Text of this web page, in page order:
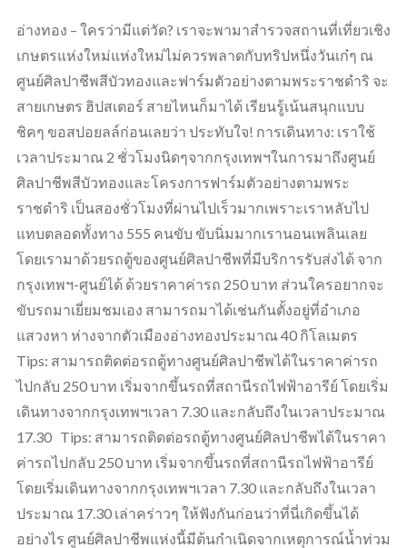
อ่างทอง – ใครว่ามีแต่วัด? เราจะพามาสำรวจสถานที่เที่ยวเชิง
เกษตรแห่งใหม่แห่งใหม่ไม่ควรพลาดกับทริปหนึ่งวันเก๋ๆ ณ
ศูนย์ศิลปาชีพสีบัวทองและฟาร์มตัวอย่างตามพระราชดำริ จะ
สายเกษตร ฮิปสเตอร์ สายไหนก็มาได้ เรียนรู้เน้นสนุกแบบ
ชิคๆ ขอสปอยลล์ก่อนเลยว่า ประทับใจ! การเดินทาง: เราใช้
เวลาประมาณ 2 ชั่วโมงนิดๆจากกรุงเทพฯในการมาถึงศูนย์
ศิลปาชีพสีบัวทองและโครงการฟาร์มตัวอย่างตามพระ
ราชดำริ เป็นสองชั่วโมงที่ผ่านไปเร็วมากเพราะเราหลับไป
แทบตลอดทั้งทาง 555 คนขับ ขับนิ่มมากเรานอนเพลินเลย
โดยเรามาด้วยรถตู้ของศูนย์ศิลปาชีพที่มีบริการรับส่งได้ จาก
กรุงเทพฯ-ศูนย์ได้ ด้วยราคาค่ารถ 250 บาท ส่วนใครอยากจะ
ขับรถมาเยี่ยมชมเอง สามารถมาได้เช่นกันตั้งอยู่ที่อำเภอ
แสวงหา ห่างจากตัวเมืองอ่างทองประมาณ 40 กิโลเมตร
Tips: สามารถติดต่อรถตู้ทางศูนย์ศิลปาชีพได้ในราคาค่ารถ
ไปกลับ 250 บาท เริ่มจากขึ้นรถที่สถานีรถไฟฟ้าอารีย์ โดยเริ่ม
เดินทางจากกรุงเทพฯเวลา 7.30 และกลับถึงในเวลาประมาณ
17.30 Tips: สามารถติดต่อรถตู้ทางศูนย์ศิลปาชีพได้ในราคา
ค่ารถไปกลับ 250 บาท เริ่มจากขึ้นรถที่สถานีรถไฟฟ้าอารีย์
โดยเริ่มเดินทางจากกรุงเทพฯเวลา 7.30 และกลับถึงในเวลา
ประมาณ 17.30 เล่าคร่าวๆ ให้ฟังกันก่อนว่าที่นี่เกิดขึ้นได้
อย่างไร ศูนย์ศิลปาชีพแห่งนี้มีต้นกำเนิดจากเหตุการณ์น้ำท่วม